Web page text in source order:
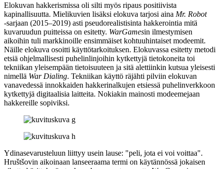
Elokuvan hakkerismissa oli silti myös ripaus positiivista
kapinallisuutta. Mielikuvien lisäksi elokuva tarjosi aina Mr. Robot
‑sarjaan (2015–2019) asti pseudorealistisinta hakkerointia mitä
kuvaruudun puitteissa on esitetty. WarGamesin ilmestymisen
aikoihin tuli markkinoille ensimmäiset kohtuuhintaiset modeemit.
Näille elokuva osoitti käyttötarkoituksen. Elokuvassa esitetty metodi
etsiä ohjelmallisesti puhelinlinjoihin kytkettyjä tietokoneita toi
tekniikan yleisempään tietoisuuteen ja sitä alettiinkin kutsua yleisesti
nimellä War Dialing. Tekniikan käyttö räjähti pilviin elokuvan
vanavedessä innokkaiden hakkerinalkujen etsiessä puhelinverkkoon
kytkettyjä digitaalisia laitteita. Nokiakin mainosti modeemejaan
hakkereille sopiviksi.
Ydinasevarusteluun liittyy usein lause: "peli, jota ei voi voittaa".
Hruštšovin aikoinaan lanseeraama termi on käytännössä jokaisen